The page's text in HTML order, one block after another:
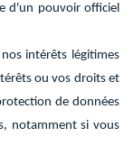
d'un pouvoir officiel
intérêts légitimes
ou vos droits et
de données
notamment si vous